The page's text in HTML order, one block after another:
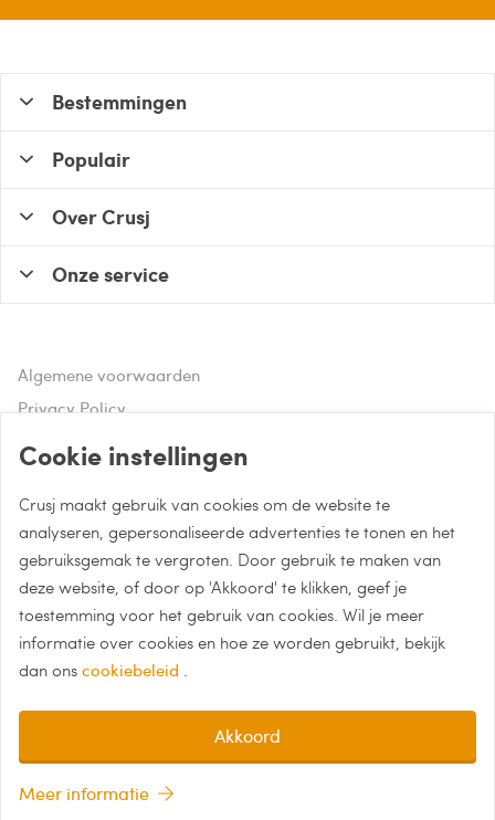
Hulp of advies nodig?
Bel naar 085 - 0043 015
Whatsapp met Crusj
info@crusj.com
Bestemmingen
Populair
Over Crusj
Onze service
Algemene voorwaarden
Privacy Policy
Cookie instellingen
Crusj maakt gebruik van cookies om de website te
analyseren, gepersonaliseerde advertenties te tonen en het
gebruiksgemak te vergroten. Door gebruik te maken van
deze website, of door op 'Akkoord' te klikken, geef je
toestemming voor het gebruik van cookies. Wil je meer
informatie over cookies en hoe ze worden gebruikt, bekijk
dan ons cookiebeleid .
Akkoord
Meer informatie